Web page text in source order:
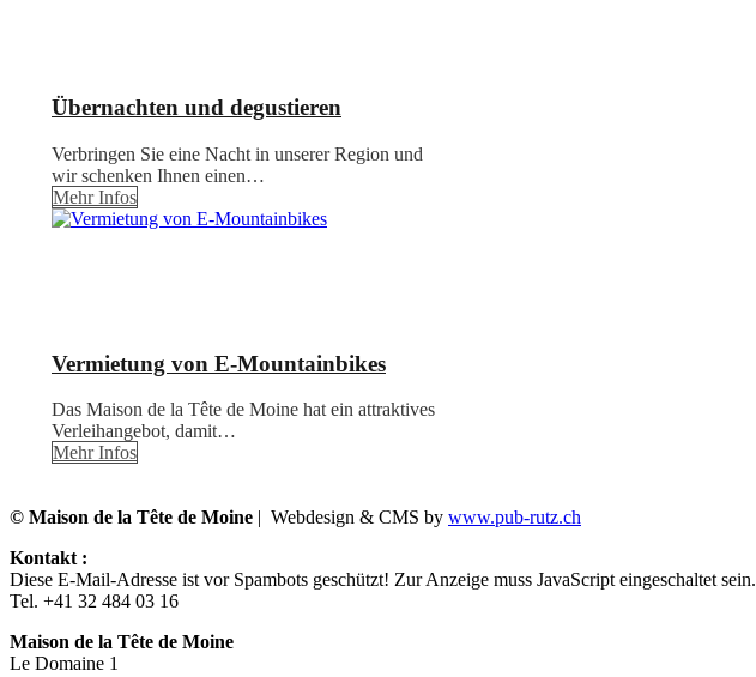
Übernachten und degustieren
Verbringen Sie eine Nacht in unserer Region und
wir schenken Ihnen einen…
Mehr Infos
Vermietung von E-Mountainbikes
Das Maison de la Tête de Moine hat ein attraktives
Verleihangebot, damit…
Mehr Infos
© Maison de la Tête de Moine | Webdesign & CMS by www.pub-rutz.ch
Kontakt :
Diese E-Mail-Adresse ist vor Spambots geschützt! Zur Anzeige muss JavaScript eingeschaltet sein.
Tel. +41 32 484 03 16
Maison de la Tête de Moine
Le Domaine 1